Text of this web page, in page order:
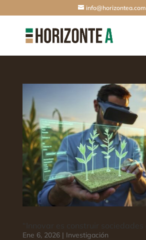
info@horizontea.com
Ene 6, 2026| Investigación